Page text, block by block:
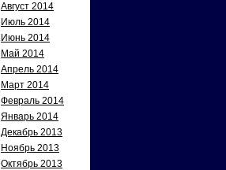
Август 2014
Июль 2014
Июнь 2014
Май 2014
Апрель 2014
Март 2014
Февраль 2014
Январь 2014
Декабрь 2013
Ноябрь 2013
Октябрь 2013